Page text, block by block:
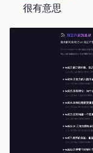
很有意思